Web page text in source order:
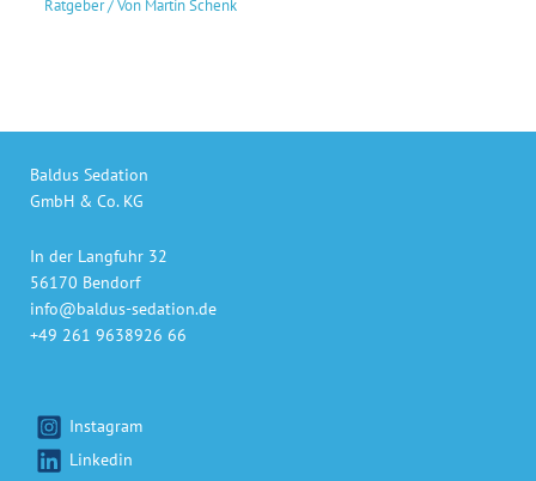
Ratgeber/ Von Martin Schenk
Baldus Sedation
GmbH & Co. KG
In der Langfuhr 32
56170 Bendorf
info@baldus-sedation.de
+49 261 9638926 66
Instagram
Linkedin